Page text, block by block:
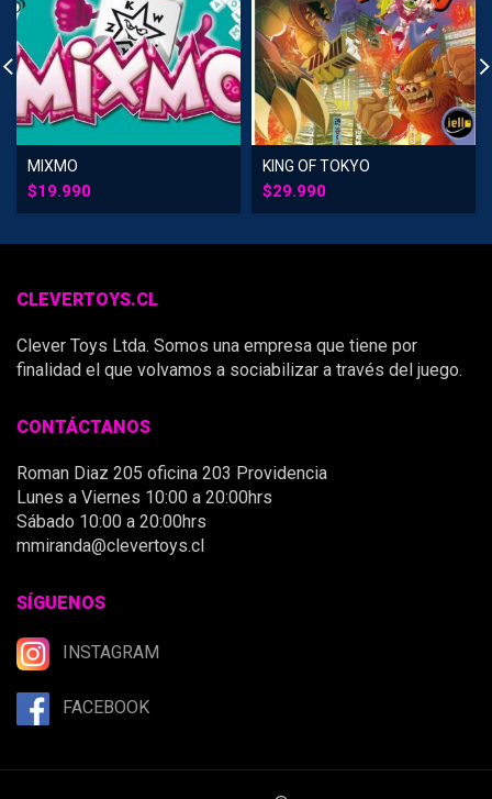
MIXMO
$19.990
KING OF TOKYO
$29.990
CLEVERTOYS.CL
Clever Toys Ltda. Somos una empresa que tiene por
finalidad el que volvamos a sociabilizar a través del juego.
CONTÁCTANOS
Roman Diaz 205 oficina 203 Providencia
Lunes a Viernes 10:00 a 20:00hrs
Sábado 10:00 a 20:00hrs
mmiranda@clevertoys.cl
SÍGUENOS
INSTAGRAM
FACEBOOK